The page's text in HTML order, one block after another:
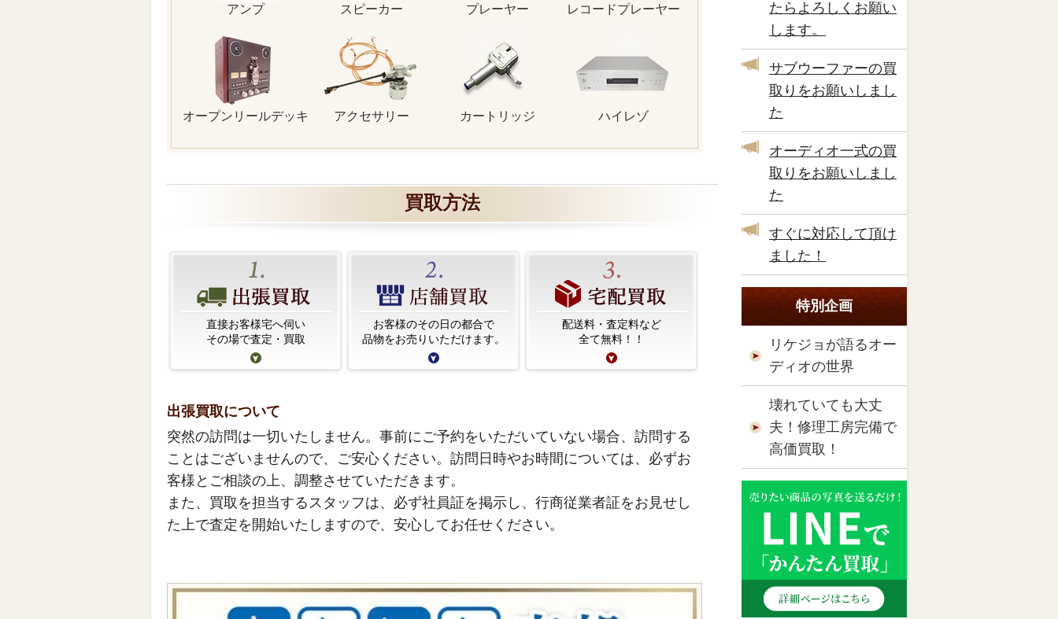
アンプ スピーカー プレーヤー レコードプレーヤー
オープンリールデッキ アクセサリー カートリッジ ハイレゾ
買取方法
直接お客様宅へ伺い
その場で査定・買取
お客様のその日の都合で
品物をお売りいただけます。
配送料・査定料など
全て無料！！
出張買取について
突然の訪問は一切いたしません。事前にご予約をいただいていない場合、訪問する
ことはございませんので、ご安心ください。訪問日時やお時間については、必ずお
客様とご相談の上、調整させていただきます。
また、買取を担当するスタッフは、必ず社員証を掲示し、行商従業者証をお見せし
た上で査定を開始いたしますので、安心してお任せください。
たらよろしくお願い
します。
サブウーファーの買
取りをお願いしまし
た
オーディオ一式の買
取りをお願いしまし
た
すぐに対応して頂け
ました！
特別企画
リケジョが語るオー
ディオの世界
壊れていても大丈
夫！修理工房完備で
高価買取！